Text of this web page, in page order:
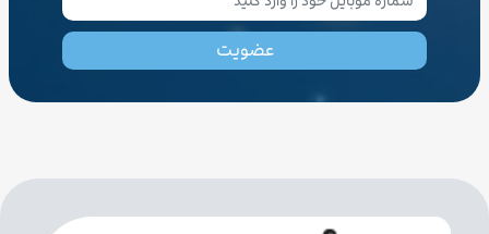
عضویت